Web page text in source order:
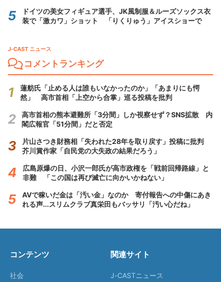
ドイツの美女フィギュア選手、JK風制服＆ルーズソックス衣
装で「激カワ」ショット 「りくりゅう」アイスショーで
J-CAST ニュース
コメントランキング
蓮舫氏「止める人は誰もいなかったのか」「あまりにも愕
然」 高市首相「上空から合掌」巡る投稿を批判
高市首相の熊本避難所「3分間」しか視察せず？SNS拡散 内
閣広報官「51分間」だと否定
片山さつき財務相「失われた28年を取り戻す」投稿に批判
芥川賞作家「自民党の大失政の結果だろう」
広島原爆の日、小沢一郎氏が高市政権を「戦前回帰路線」と
非難 「この国は再び滅亡に向かいかねない」
AVで稼いだ金は「汚い金」なのか 寄付報告への中傷にあき
れる声...スリムクラブ真栄田もバッサリ「汚い心だね」
コンテンツ
社会
関連サイト
J-CASTニュース